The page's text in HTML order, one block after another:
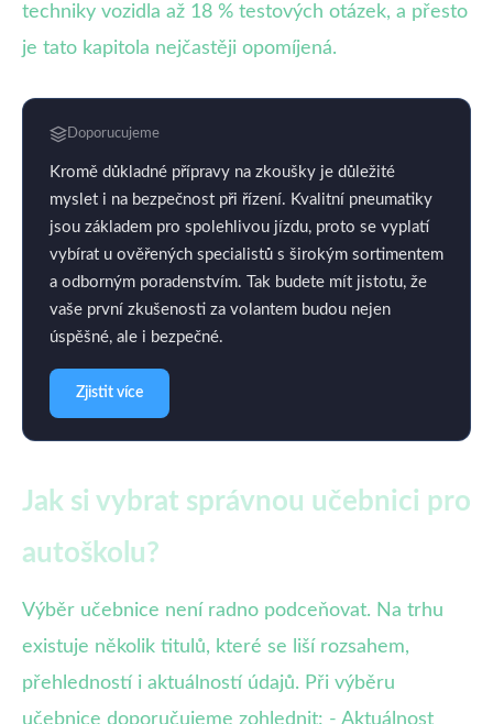
techniky vozidla až 18 % testových otázek, a přesto
je tato kapitola nejčastěji opomíjená.
Doporucujeme
Kromě důkladné přípravy na zkoušky je důležité
myslet i na bezpečnost při řízení. Kvalitní pneumatiky
jsou základem pro spolehlivou jízdu, proto se vyplatí
vybírat u ověřených specialistů s širokým sortimentem
a odborným poradenstvím. Tak budete mít jistotu, že
vaše první zkušenosti za volantem budou nejen
úspěšné, ale i bezpečné.
Zjistit více
Jak si vybrat správnou učebnici pro
autoškolu?
Výběr učebnice není radno podceňovat. Na trhu
existuje několik titulů, které se liší rozsahem,
přehledností i aktuálností údajů. Při výběru
učebnice doporučujeme zohlednit: - Aktuálnost